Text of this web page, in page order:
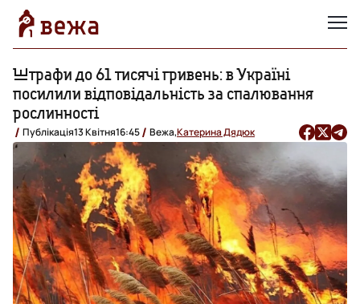
Штрафи до 61 тисячі гривень: в Україні
посилили відповідальність за спалювання
рослинності
Публікація13 Квітня16:45 Вежа,Катерина Дядюк